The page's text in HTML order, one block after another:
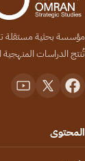
مؤسسة بحثية مستقلة
تُنتج الدراسات المنهجية
المحتوى